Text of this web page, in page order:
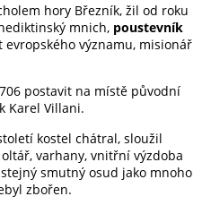
hory Březník, žil od roku
mnich, poustevník
evropského významu, misionář
postavit na místě původní
Karel Villani.
kostel chátral, sloužil
varhany, vnitřní výzdoba
smutný osud jako mnoho
zbořen.